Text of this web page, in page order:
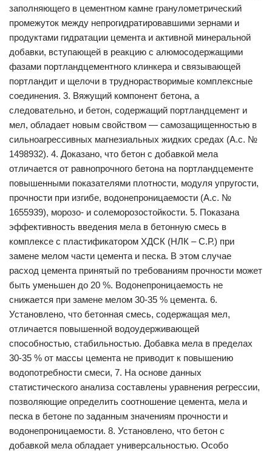
заполняющего в цементном камне гранулометрический
промежуток между непрогидратировавшими зернами и
продуктами гидратации цемента и активной минеральной
добавки, вступающей в реакцию с алюмосодержащими
фазами портландцементного клинкера и связывающей
портландит и щелочи в труднорастворимые комплексные
соединения. 3. Вяжущий компонент бетона, а
следовательно, и бетон, содержащий портландцемент и
мел, обладает новым свойством — самозащищенностью в
сильноагрессивных магнезиальных жидких средах (А.с. №
1498932). 4. Доказано, что бетон с добавкой мела
отличается от равнопрочного бетона на портландцементе
повышенными показателями плотности, модуля упругости,
прочности при изгибе, водонепроницаемости (А.с. №
1655939), морозо- и солеморозостойкости. 5. Показана
эффективность введения мела в бетонную смесь в
комплексе с пластификатором ХДСК (НЛК – С.Р.) при
замене мелом части цемента и песка. В этом случае
расход цемента принятый по требованиям прочности может
быть уменьшен до 20 %. Водонепроницаемость не
снижается при замене мелом 30-35 % цемента. 6.
Установлено, что бетонная смесь, содержащая мел,
отличается повышенной водоудерживающей
способностью, стабильностью. Добавка мела в пределах
30-35 % от массы цемента не приводит к повышению
водопотребности смеси, 7. На основе данных
статистического анализа составлены уравнения регрессии,
позволяющие определить соотношение цемента, мела и
песка в бетоне по заданным значениям прочности и
водонепроницаемости. 8. Установлено, что бетон с
добавкой мела обладает универсальностью. Особо